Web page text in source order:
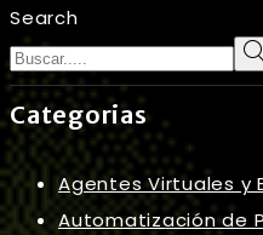
Search
Categorias
Agentes Virtuales y
Automatización de